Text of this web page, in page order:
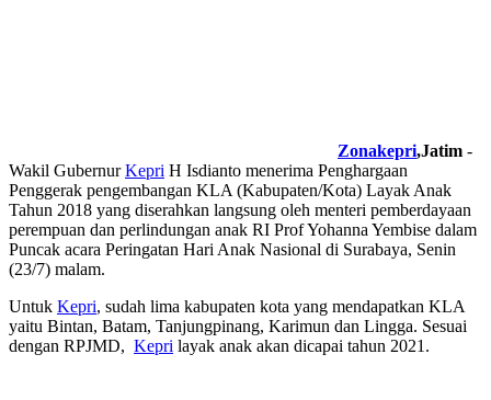
Zonakepri,Jatim -
Wakil GubernurKepri H Isdianto menerima Penghargaan
Penggerak pengembangan KLA (Kabupaten/Kota) Layak Anak
Tahun 2018 yang diserahkan langsung oleh menteri pemberdayaan
perempuan dan perlindungan anak RI Prof Yohanna Yembise dalam
Puncak acara Peringatan Hari Anak Nasional di Surabaya, Senin
(23/7) malam.
Untuk Kepri, sudah lima kabupaten kota yang mendapatkan KLA
yaitu Bintan, Batam, Tanjungpinang, Karimun dan Lingga. Sesuai
dengan RPJMD, Kepri layak anak akan dicapai tahun 2021.